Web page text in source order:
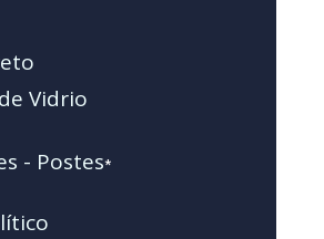
Vidrio
- Postes*